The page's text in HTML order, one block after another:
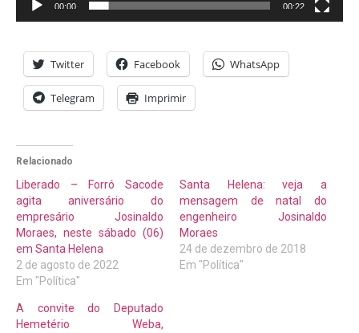
00:00 00:22
Twitter Facebook WhatsApp
Telegram Imprimir
Relacionado
Liberado – Forró Sacode
agita aniversário do
empresário Josinaldo
Moraes, neste sábado (06)
em Santa Helena
2 de agosto de 2022
Em "Política"
Santa Helena: veja a
mensagem de natal do
engenheiro Josinaldo
Moraes
24 de dezembro de 2018
Em "Política"
A convite do Deputado
Hemetério Weba,